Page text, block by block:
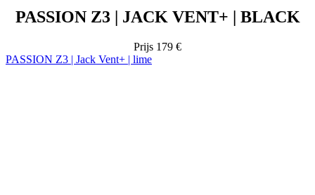
PASSION Z3 | JACK VENT+ | BLACK
Prijs 179 €
PASSION Z3 | Jack Vent+ | lime